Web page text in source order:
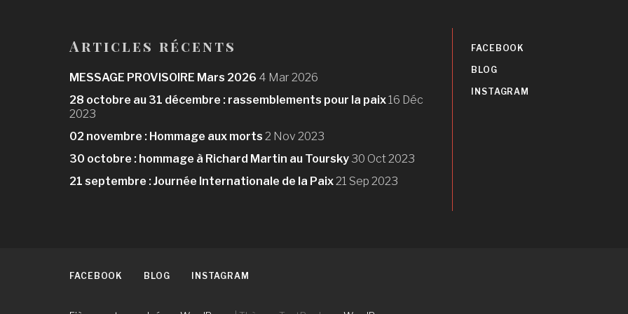
o
n
d
l
’
a
c
l
Articles récents
MESSAGE PROVISOIRE Mars 2026 4 Mar 2026
28 octobre au 31 décembre : rassemblements pour la paix16 Déc
2023
02 novembre : Hommage aux morts 2 Nov 2023
30 octobre : hommage à Richard Martin au Toursky 30 Oct 2023
21 septembre : Journée Internationale de la Paix 21 Sep 2023
FACEBOOK
BLOG
INSTAGRAM
FACEBOOK BLOG INSTAGRAM